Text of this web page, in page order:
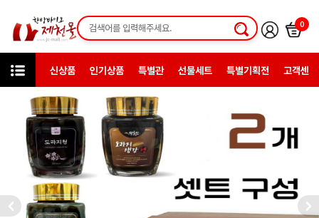
0
신상품 인기상품 특별관 선물세트 특별기획전 고객센터
미니샵 약초인